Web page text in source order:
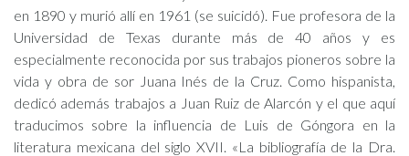
en 1890 y murió allí en 1961 (se suicidó). Fue profesora de la
Universidad de Texas durante más de 40 años y es
especialmente reconocida por sus trabajos pioneros sobre la
vida y obra de sor Juana Inés de la Cruz. Como hispanista,
dedicó además trabajos a Juan Ruiz de Alarcón y el que aquí
traducimos sobre la influencia de Luis de Góngora en la
literatura mexicana del siglo XVII. «La bibliografía de la Dra.